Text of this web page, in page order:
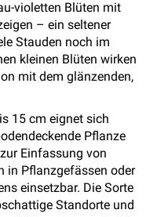
violetten Blüten mit
– ein seltener
Stauden noch im
kleinen Blüten wirken
mit dem glänzenden,
15 cm eignet sich
Pflanze
Einfassung von
in Pflanzgefässen oder
einsetzbar. Die Sorte
Standorte und